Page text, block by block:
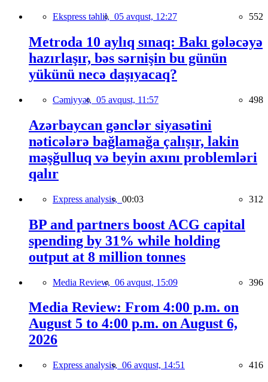
Ekspress təhlil, 05 avqust, 12:27 552
Metroda 10 aylıq sınaq: Bakı gələcəyə
hazırlaşır, bəs sərnişin bu günün
yükünü necə daşıyacaq?
Cəmiyyət, 05 avqust, 11:57 498
Azərbaycan gənclər siyasətini
nəticələrə bağlamağa çalışır, lakin
məşğulluq və beyin axını problemləri
qalır
Express analysis, 00:03 312
BP and partners boost ACG capital
spending by 31% while holding
output at 8 million tonnes
Media Review, 06 avqust, 15:09 396
Media Review: From 4:00 p.m. on
August 5 to 4:00 p.m. on August 6,
2026
Express analysis, 06 avqust, 14:51 416